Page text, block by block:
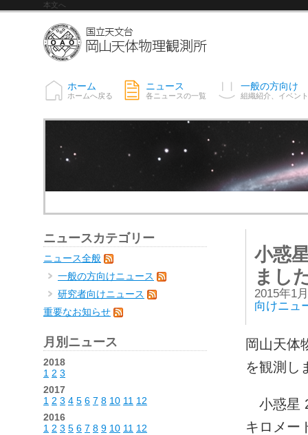
本文へ
ホーム
ホームへ戻る
ニュース
各ニュースの一覧
一般の方向け
組織紹介、イベン
小惑
まし
2015年1
向けニュ
岡山天体
を観測し
小惑星
キロメー
ニュースカテゴリー
ニュース全般
一般の方向けニュース
研究者向けニュース
重要なお知らせ
月別ニュース
2018
1 2 3
2017
1 2 3 4 5 6 7 8 10 11 12
2016
1 2 3 5 6 7 8 9 10 11 12